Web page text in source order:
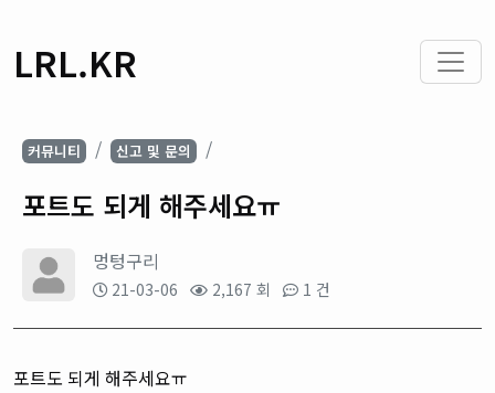
LRL.KR
커뮤니티 신고 및 문의
포트도 되게 해주세요ㅠ
멍텅구리
21-03-06 2,167 회 1 건
포트도 되게 해주세요ㅠ